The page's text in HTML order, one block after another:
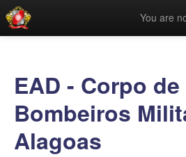
You are
EAD - Corpo de
Bombeiros
Alagoas